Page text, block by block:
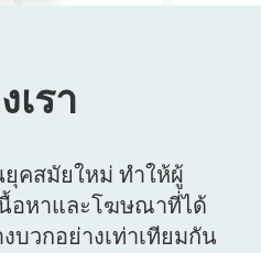
รา
คสมัยใหม่ ทำให้ผู้
อหาและโฆษณาที่ได้
วกอย่างเท่าเทียมกัน